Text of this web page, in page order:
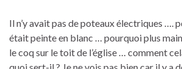
Il n’y avait pas de poteaux électriques ….
était peinte en blanc … pourquoi plus
le coq sur le toit de l’église … comment